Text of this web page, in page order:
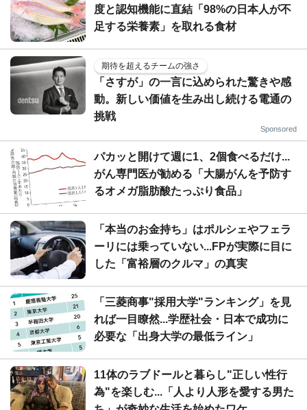
度と認知機能に直結「98%の日本人が不
足する栄養素」を取れる食材
期待を超えるチームの強さ
「さすが」の一言に込められた驚きや感
動。新しい価値を生み出し続ける電通の
挑戦
Sponsored
パカッと開けて週に1、2個食べるだけ...
がん専門医が勧める「大腸がんを予防す
るオメガ脂肪酸たっぷり食品」
「本当のお金持ち」はポルシェやフェラ
ーリには乗っていない...FPが実際に目に
した「富裕層のクルマ」の真実
「三菱商事"採用大学"ランキング」を見
れば一目瞭然...学歴社会・日本で成功に
必要な「出身大学の最低ライン」
11体のラブドールと暮らし"正しい性行
為"を楽しむ...「人より人形を愛する男た